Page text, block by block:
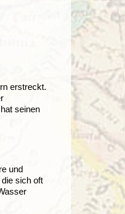
erstreckt.
seinen
und
sich oft